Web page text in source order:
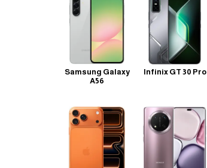
Infinix GT 30 Pro
Samsung Galaxy
A56